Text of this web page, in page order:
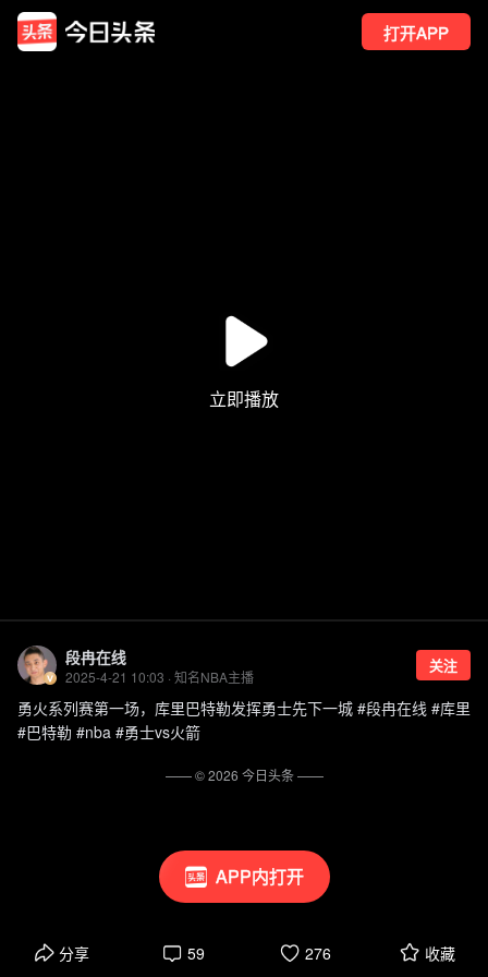
打开APP
APP内打开
段冉在线
2025-4-21 10:03 · 知名NBA主播
关注
勇火系列赛第一场，库里巴特勒发挥勇士先下一城 #段冉在线 #库里
#巴特勒 #nba #勇士vs火箭
分享 59 276 收藏
—— ©2026 今日头条——